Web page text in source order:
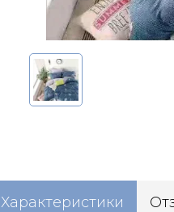
Характеристики